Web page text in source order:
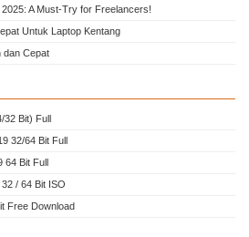
A Must-Try for Freelancers!
Untuk Laptop Kentang
dan Cepat
32 Bit) Full
32/64 Bit Full
64 Bit Full
/ 64 Bit ISO
Free Download